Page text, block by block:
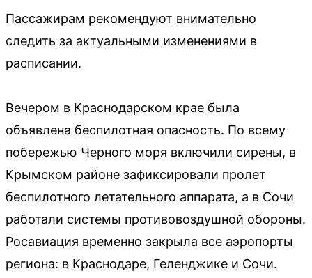
Пассажирам рекомендуют внимательно
следить за актуальными изменениями в
расписании.
Вечером в Краснодарском крае была
объявлена беспилотная опасность. По всему
побережью Черного моря включили сирены, в
Крымском районе зафиксировали пролет
беспилотного летательного аппарата, а в Сочи
работали системы противовоздушной обороны.
Росавиация временно закрыла все аэропорты
региона: в Краснодаре, Геленджике и Сочи.